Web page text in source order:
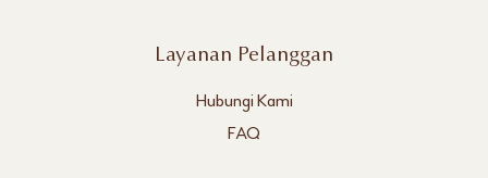
Layanan Pelanggan
Hubungi Kami
FAQ